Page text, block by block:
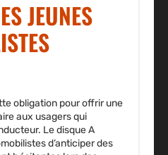
JEUNES
obligation pour offrir une
aux usagers qui
Le disque A
d’anticiper des